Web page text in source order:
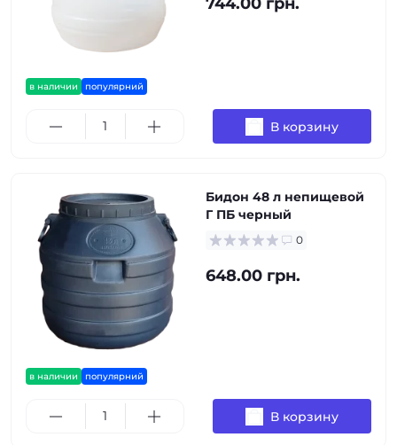
в наличии популярний
В корзину
в наличии популярний
Бидон 48 л непищевой
Г ПБ черный
0
648.00 грн.
В корзину